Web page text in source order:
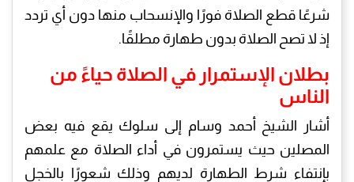
شرعًا قطع الصلاة فورًا والإنسحاب منها دون أي تردد
إذ لا تصح الصلاة بدون طهارة مطلقًا.
بطلان الإستمرار في الصلاة حياءً من
الناس
أشار الشيخ أحمد وسام إلى سلوك يقع فيه بعض
المصلين حيث يستمرون في أداء الصلاة مع علمهم
بإنتفاء شرط الطهارة لديهم وذلك شعورًا بالخجل